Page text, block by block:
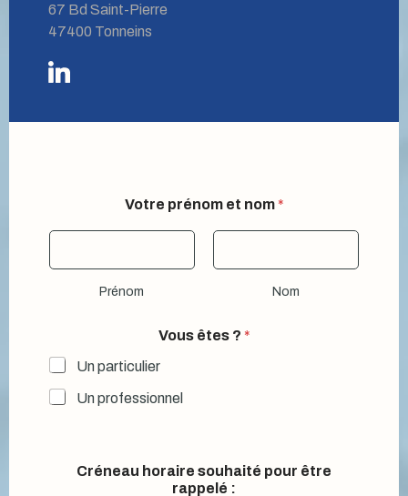
67 Bd Saint-Pierre
47400 Tonneins
Votre prénom et nom *
Prénom Nom
Vous êtes ? *
Un particulier
Un professionnel
o
t
Créneau horaire souhaité pour être
rappelé :